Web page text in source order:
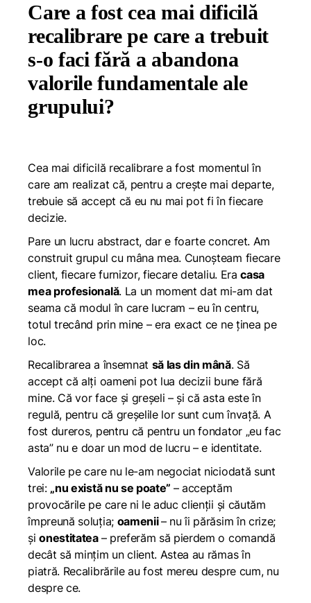
Care a fost cea mai dificilă
recalibrare pe care a trebuit
s-o faci fără a abandona
valorile fundamentale ale
grupului?
Cea mai dificilă recalibrare a fost momentul în
care am realizat că, pentru a crește mai departe,
trebuie să accept că eu nu mai pot fi în fiecare
decizie.
Pare un lucru abstract, dar e foarte concret. Am
construit grupul cu mâna mea. Cunoșteam fiecare
client, fiecare furnizor, fiecare detaliu. Eracasa
mea profesională. La un moment dat mi-am dat
seama că modul în care lucram – eu în centru,
totul trecând prin mine – era exact ce ne ținea pe
loc.
Recalibrarea a însemnat să las din mână. Să
accept că alți oameni pot lua decizii bune fără
mine. Că vor face și greșeli – și că asta este în
regulă, pentru că greșelile lor sunt cum învață. A
fost dureros, pentru că pentru un fondator „eu fac
asta” nu e doar un mod de lucru – e identitate.
Valorile pe care nu le-am negociat niciodată sunt
trei: „nu există nu se poate” – acceptăm
provocările pe care ni le aduc clienții și căutăm
împreună soluția; oamenii– nu îi părăsim în crize;
șionestitatea – preferăm să pierdem o comandă
decât să mințim un client. Astea au rămas în
piatră. Recalibrările au fost mereu despre cum, nu
despre ce.